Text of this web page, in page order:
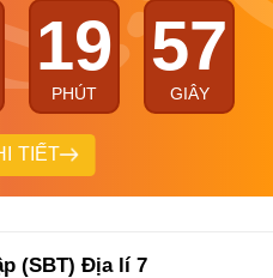
19
PHÚT
56
GIÂY
TIẾT
(SBT) Địa lí 7